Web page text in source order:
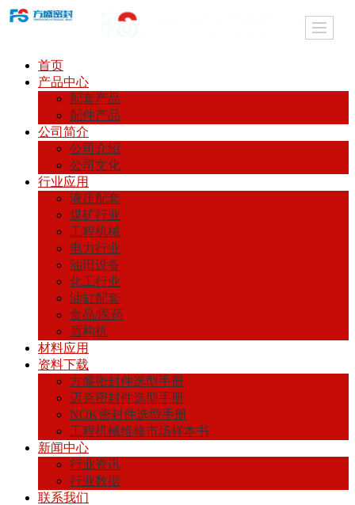
首页
产品中心
配套产品
配件产品
公司简介
公司介绍
公司文化
行业应用
液压配套
煤矿行业
工程机械
电力行业
油田设备
化工行业
油缸配套
食品/医药
盾构机
材料应用
资料下载
方盛密封件选型手册
迈克密封件选型手册
NOK密封件选型手册
工程机械维修市场样本书
新闻中心
行业资讯
行业数据
联系我们